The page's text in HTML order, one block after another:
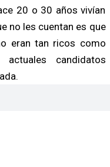
20 o 30 años vivían
no les cuentan es que
eran tan ricos como
candidatos